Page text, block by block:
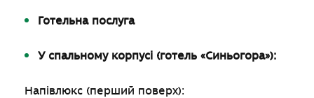
Готельна послуга
У спальному корпусі (готель «Синьогора»):
Напівлюкс (перший поверх):